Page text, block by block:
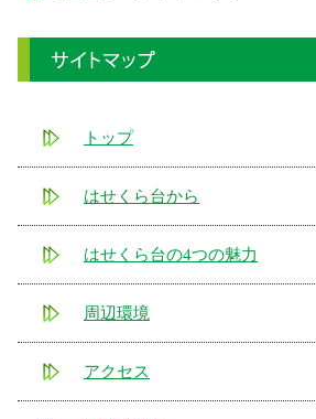
トップ
はせくら台から
はせくら台の4つの魅力
周辺環境
アクセス